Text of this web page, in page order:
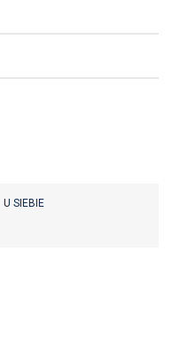
U SIEBIE